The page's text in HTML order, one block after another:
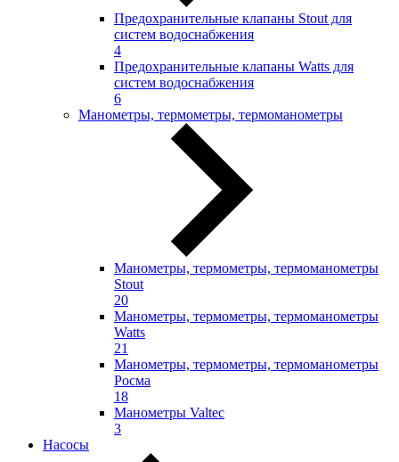
Предохранительные клапаны Stout для
систем водоснабжения
4
Предохранительные клапаны Watts для
систем водоснабжения
6
Манометры, термометры, термоманометры
Манометры, термометры, термоманометры
Stout
20
Манометры, термометры, термоманометры
Watts
21
Манометры, термометры, термоманометры
Росма
18
Манометры Valtec
3
Насосы